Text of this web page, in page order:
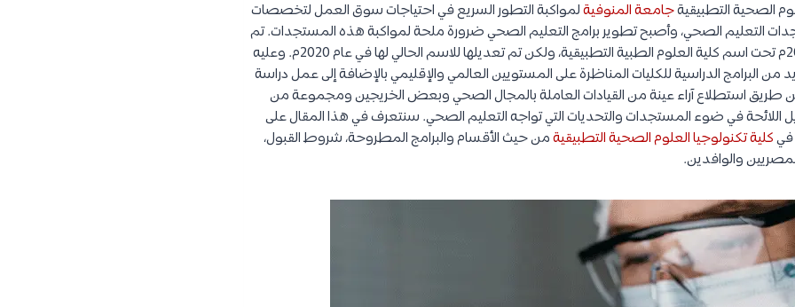
الصحية التطبيقيةجامعة المنوفيةلمواكبة التطور السريع في احتياجات سوق العمل لتخصصات
التعليم الصحي، وأصبح تطوير برامج التعليم الصحي ضرورة ملحة لمواكبة هذه المستجدات. تم
إنشاء هذه الكلية في عام 2011م تحت اسم كلية العلوم الطبية التطبيقية، ولكن تم تعديلها للاسم الحالي لها في عام 2020م. وعليه
من البرامج الدراسية للكليات المناظرة على المستويين العالمي والإقليمي بالإضافة إلى عمل دراسة
استطلاع آراء عينة من القيادات العاملة بالمجال الصحي وبعض الخريجين ومجموعة من
اللائحة في ضوء المستجدات والتحديات التي تواجه التعليم الصحي. سنتعرف في هذا المقال على
فيكلية تكنولوجيا العلوم الصحية التطبيقيةمن حيث الأقسام والبرامج المطروحة، شروط القبول،
والوافدين.